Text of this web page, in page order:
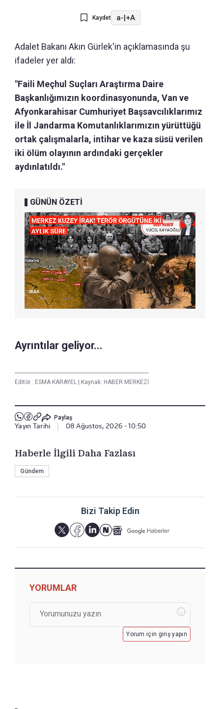
Kaydet a-|+A
Adalet Bakanı Akın Gürlek'in açıklamasında şu
ifadeler yer aldı:
"Faili Meçhul Suçları Araştırma Daire
Başkanlığımızın koordinasyonunda, Van ve
Afyonkarahisar Cumhuriyet Başsavcılıklarımız
ile İl Jandarma Komutanlıklarımızın yürüttüğü
ortak çalışmalarla, intihar ve kaza süsü verilen
iki ölüm olayının ardındaki gerçekler
aydınlatıldı."
GÜNÜN ÖZETİ
Ayrıntılar geliyor...
Editör : ESMA KARAYEL Kaynak: HABER MERKEZİ
Paylaş
Yayın Tarihi 08 Ağustos, 2026 - 10:50
Haberle İlgili Daha Fazlası
Gündem
Bizi Takip Edin
YORUMLAR
Yorum için giriş yapın